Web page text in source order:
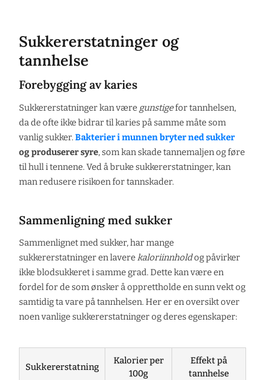
Sukkererstatninger og
tannhelse
Forebygging av karies
Sukkererstatninger kan være gunstigefor tannhelsen,
da de ofte ikke bidrar til karies på samme måte som
vanlig sukker.Bakterier i munnen bryter ned sukker
og produserer syre, som kan skade tannemaljen og føre
til hull i tennene. Ved å bruke sukkererstatninger, kan
man redusere risikoen for tannskader.
Sammenligning med sukker
Sammenlignet med sukker, har mange
sukkererstatninger en laverekaloriinnholdog påvirker
ikke blodsukkeret i samme grad. Dette kan være en
fordel for de som ønsker å opprettholde en sunn vekt og
samtidig ta vare på tannhelsen. Her er en oversikt over
noen vanlige sukkererstatninger og deres egenskaper:
Sukkererstatning
Kalorier per
100g
Effekt på
tannhelse